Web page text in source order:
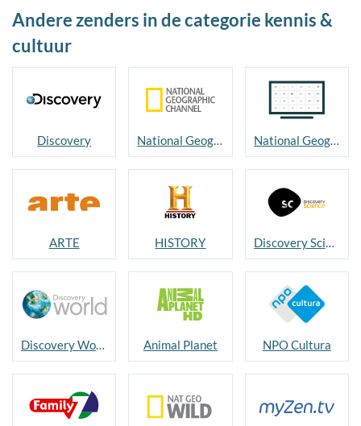
Andere zenders in de categorie kennis &
cultuur
Discovery National Geographic National Geographic WILD
ARTE HISTORY Discovery Science
Discovery World Animal Planet NPO Cultura